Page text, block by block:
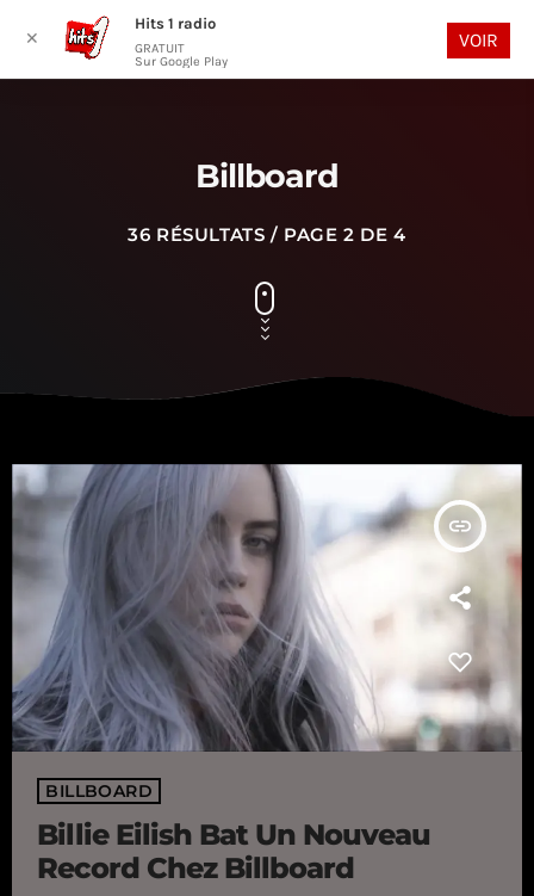
play_arrow
Billboard
36 RÉSULTATS / PAGE 2 DE 4
insert_link
BILLBOARD
Billie Eilish Bat Un Nouveau
Record Chez Billboard
✕
Hits 1 radio
GRATUIT
Sur Google Play
VOIR